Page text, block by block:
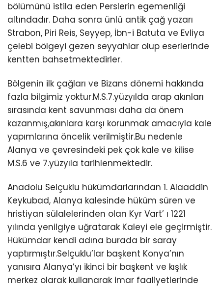
bölümünü istila eden Perslerin egemenliği
altındadır. Daha sonra ünlü antik çağ yazarı
Strabon, Piri Reis, Seyyep, İbn-i Batuta ve Evliya
çelebi bölgeyi gezen seyyahlar olup eserlerinde
kentten bahsetmektedirler.
Bölgenin ilk çağları ve Bizans dönemi hakkında
fazla bilgimiz yoktur.M.S.7.yüzyılda arap akınları
sırasında kent savunması daha da önem
kazanmış,akınlara karşı korunmak amacıyla kale
yapımlarına öncelik verilmiştir.Bu nedenle
Alanya ve çevresindeki pek çok kale ve kilise
M.S.6 ve 7.yüzyıla tarihlenmektedir.
Anadolu Selçuklu hükümdarlarından 1. Alaaddin
Keykubad, Alanya kalesinde hüküm süren ve
hristiyan sülalelerinden olan Kyr Vart’ ı 1221
yılında yenilgiye uğratarak Kaleyi ele geçirmiştir.
Hükümdar kendi adına burada bir saray
yaptırmıştır.Selçuklu’lar başkent Konya’nın
yanısıra Alanya’yı ikinci bir başkent ve kışlık
merkez olarak kullanarak imar faaliyetlerinde